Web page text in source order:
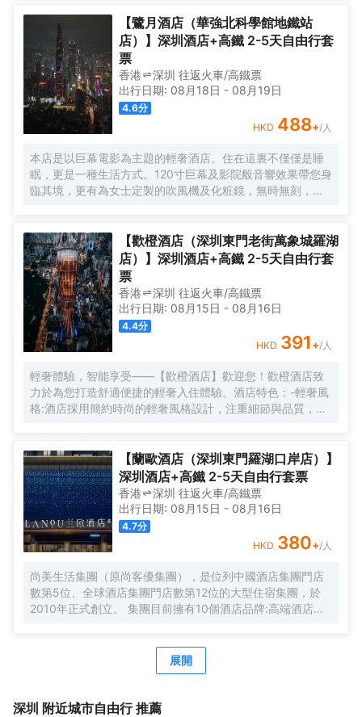
【鷺月酒店（華強北科學館地鐵站
店）】深圳酒店+高鐵 2-5天自由行套
票
香港 深圳 往返火車/高鐵票
出行日期: 08月18日 - 08月19日
4.6分
HKD 488+/人
本店是以巨幕電影為主題的輕奢酒店。住在這裏不僅僅是睡
眠，更是一種生活方式。120寸巨幕及影院般音響效果帶您身
臨其境，更有為女士定製的吹風機及化粧鏡，無時無刻，呈
【歡橙酒店（深圳東門老街萬象城羅湖
店）】深圳酒店+高鐵 2-5天自由行套
票
香港 深圳 往返火車/高鐵票
出行日期: 08月15日 - 08月16日
4.4分
HKD 391 +/人
輕奢體驗，智能享受——【歡橙酒店】歡迎您！歡橙酒店致
力於為您打造舒適便捷的輕奢入住體驗。酒店特色：-輕奢風
格:酒店採用簡約時尚的輕奢風格設計，注重細節與品質，為
技帶來的便捷。-舒適享受:24小時熱水即開即熱，無需等
待，為您洗去一身疲憊。-影音娛樂:部分房間配備高清投影
儀，打造私人影院，享受震撼視聽盛宴。-貼心服務:酒店設有
洗衣房，並提供烘乾服務，解決您的洗衣煩惱，讓旅途更加
輕鬆自在。歡橙酒店是您商務出行、休閒度假的理想之選。
期待您的光臨！温馨提示，圖片僅供參考，無法涵蓋所有房
型，詳細的實物照片請諮詢酒店。
【蘭歐酒店（深圳東門羅湖口岸店）】
深圳酒店+高鐵 2-5天自由行套票
香港 深圳 往返火車/高鐵票
出行日期: 08月15日 - 08月16日
4.7分
HKD 380+/人
尚美生活集團（原尚客優集團），是位列中國酒店集團門店
數第5位、全球酒店集團門店數第12位的大型住宿集團，於
2010年正式創立。 集團目前擁有10個酒店品牌:高端酒店品
牌花美時、公寓品牌LIPPO公社。尚美生活旗下酒店超過
3500家（含在營店和籌建店），現已覆蓋全國31個省293座
團，尚美生活憑藉創新的商業模式、強大的品牌優勢和專業
展開
深圳 附近城市自由行 推薦